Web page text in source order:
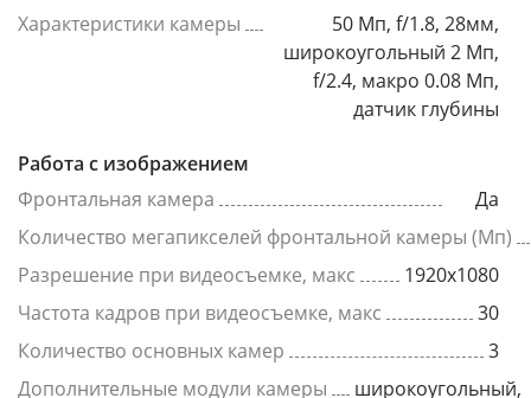
Характеристики камеры
50 Мп, f/1.8, 28мм,
широкоугольный 2 Мп,
f/2.4, макро 0.08 Мп,
датчик глубины
Работа с изображением
Фронтальная камера
Да
Количество мегапикселей фронтальной камеры (Мп)
Разрешение при видеосъемке, макс
1920x1080
Частота кадров при видеосъемке, макс
30
Количество основных камер
3
Дополнительные модули камеры
широкоугольный,